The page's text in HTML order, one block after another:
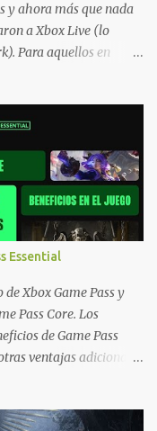
y ahora más que nada
a Xbox Live (lo
Para aquellos en
en Windows PC y
por acá . ¿Aún
un tutorial extenso
generales de cómo
listado más completo
tener
error. Ofertas
Ofertas - México
Todas las ofertas de
de los jue...
Essential
Xbox Game Pass y
Pass Core. Los
de Game Pass
ventajas adicionales
desbloqueo de